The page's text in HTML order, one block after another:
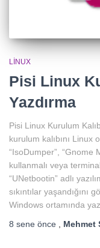
LINUX
Pisi Linux
Yazdırma
Pisi Linux Kurulum
kurulum kalıbını Linux
“IsoDumper”, “Gnome
kullanmalı veya
“UNetbootin” adlı
sıkıntılar yaşandığını
Windows ortamında
8 sene önce Mehmet